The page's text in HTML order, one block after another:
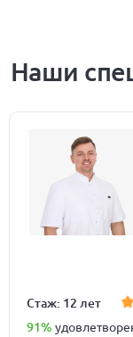
Наши
Стаж: 12 лет
91%